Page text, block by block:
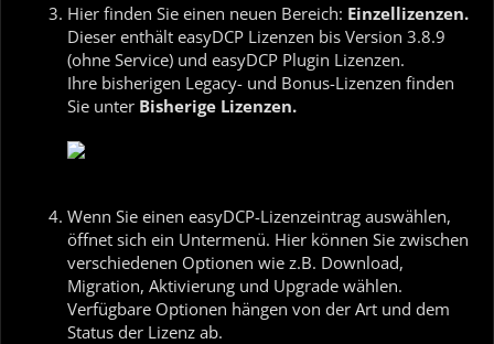
Hier finden Sie einen neuen Bereich: Einzellizenzen.
Dieser enthält easyDCP Lizenzen bis Version 3.8.9
(ohne Service) und easyDCP Plugin Lizenzen.
Ihre bisherigen Legacy- und Bonus-Lizenzen finden
Sie unter Bisherige Lizenzen.
Wenn Sie einen easyDCP-Lizenzeintrag auswählen,
öffnet sich ein Untermenü. Hier können Sie zwischen
verschiedenen Optionen wie z.B. Download,
Migration, Aktivierung und Upgrade wählen.
Verfügbare Optionen hängen von der Art und dem
Status der Lizenz ab.